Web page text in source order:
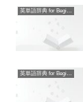
英単語辞典 for Beginners
英単語辞典 for Beginners